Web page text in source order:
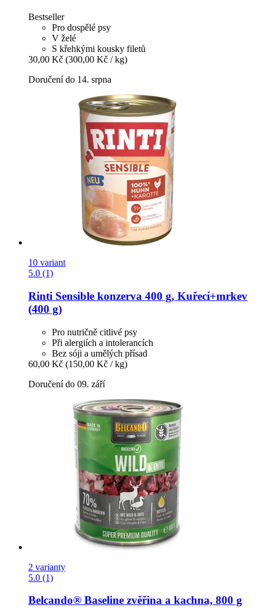
Bestseller
Pro dospělé psy
V želé
S křehkými kousky filetů
30,00 Kč (300,00 Kč / kg)
Doručení do 14. srpna
10 variant
5.0 (1)
Rinti Sensible konzerva 400 g, Kuřecí+mrkev
(400 g)
Pro nutričně citlivé psy
Při alergiích a intolerancích
Bez sóji a umělých přísad
60,00 Kč (150,00 Kč / kg)
Doručení do 09. září
2 varianty
5.0 (1)
Belcando® Baseline zvěřina a kachna, 800 g